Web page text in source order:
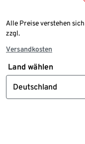
Alle Preise verstehen
zzgl.
Versandkosten
Land wählen
Deutschland